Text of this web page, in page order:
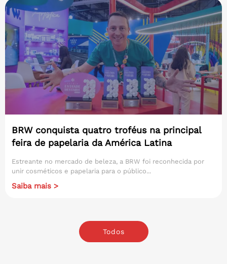
BRW conquista quatro troféus na principal
feira de papelaria da América Latina
Estreante no mercado de beleza, a BRW foi reconhecida por
unir cosméticos e papelaria para o público...
Saiba mais >
Todos